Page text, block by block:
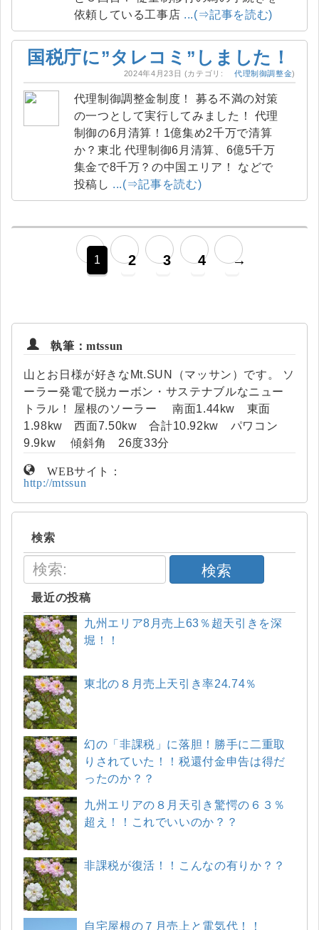
依頼している工事店 ...(⇒記事を読む)
国税庁に”タレコミ”しました！
2024年4月23日 (カテゴリ: 代理制御調整金)
代理制御調整金制度！ 募る不満の対策
の一つとして実行してみました！ 代理
制御の6月清算！1億集め2千万で清算
か？東北 代理制御6月清算、6億5千万
集金で8千万？の中国エリア！ などで
投稿し ...(⇒記事を読む)
1 2 3 4 →
執筆：mtssun
山とお日様が好きなMt.SUN（マッサン）です。 ソ
ーラー発電で脱カーボン・サステナブルなニュー
トラル！ 屋根のソーラー 南面1.44kw 東面
1.98kw 西面7.50kw 合計10.92kw パワコン
9.9kw 傾斜角 26度33分
WEBサイト：
http://mtssun
検索
検索
最近の投稿
九州エリア8月売上63％超天引きを深
堀！！
東北の８月売上天引き率24.74％
幻の「非課税」に落胆！勝手に二重取
りされていた！！税還付金申告は得だ
ったのか？？
九州エリアの８月天引き驚愕の６３％
超え！！これでいいのか？？
非課税が復活！！こんなの有りか？？
自宅屋根の７月売上と電気代！！